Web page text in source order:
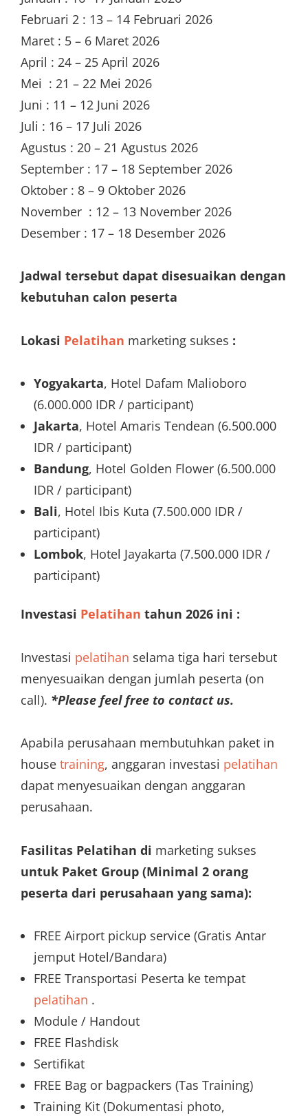
Februari 2 : 13 – 14 Februari 2026
Maret : 5 – 6 Maret 2026
April : 24 – 25 April 2026
Mei : 21 – 22 Mei 2026
Juni : 11 – 12 Juni 2026
Juli : 16 – 17 Juli 2026
Agustus : 20 – 21 Agustus 2026
September : 17 – 18 September 2026
Oktober : 8 – 9 Oktober 2026
November : 12 – 13 November 2026
Desember : 17 – 18 Desember 2026
Jadwal tersebut dapat disesuaikan dengan
kebutuhan calon peserta
Lokasi Pelatihan marketing sukses :
Yogyakarta, Hotel Dafam Malioboro
(6.000.000 IDR / participant)
Jakarta, Hotel Amaris Tendean (6.500.000
IDR / participant)
Bandung, Hotel Golden Flower (6.500.000
IDR / participant)
Bali, Hotel Ibis Kuta (7.500.000 IDR /
participant)
Lombok, Hotel Jayakarta (7.500.000 IDR /
participant)
Investasi Pelatihan tahun 2026 ini :
Investasi pelatihan selama tiga hari tersebut
menyesuaikan dengan jumlah peserta (on
call). *Please feel free to contact us.
Apabila perusahaan membutuhkan paket in
house training, anggaran investasi pelatihan
dapat menyesuaikan dengan anggaran
perusahaan.
Fasilitas Pelatihan di marketing sukses
untuk Paket Group (Minimal 2 orang
peserta dari perusahaan yang sama):
FREE Airport pickup service (Gratis Antar
jemput Hotel/Bandara)
FREE Transportasi Peserta ke tempat
pelatihan .
Module / Handout
FREE Flashdisk
Sertifikat
FREE Bag or bagpackers (Tas Training)
Training Kit (Dokumentasi photo,